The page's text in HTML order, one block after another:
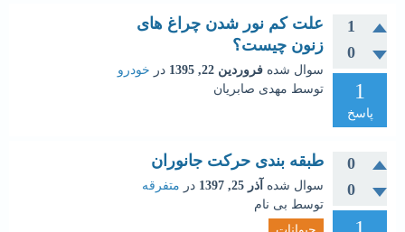
1
0
1
پاسخ
علت کم نور شدن چراغ های
زنون چیست؟
سوال شده فروردین 22, 1395 در خودرو
توسط مهدی صابریان
0
0
طبقه بندی حرکت جانوران
سوال شده آذر 25, 1397 در متفرقه
توسط بی نام